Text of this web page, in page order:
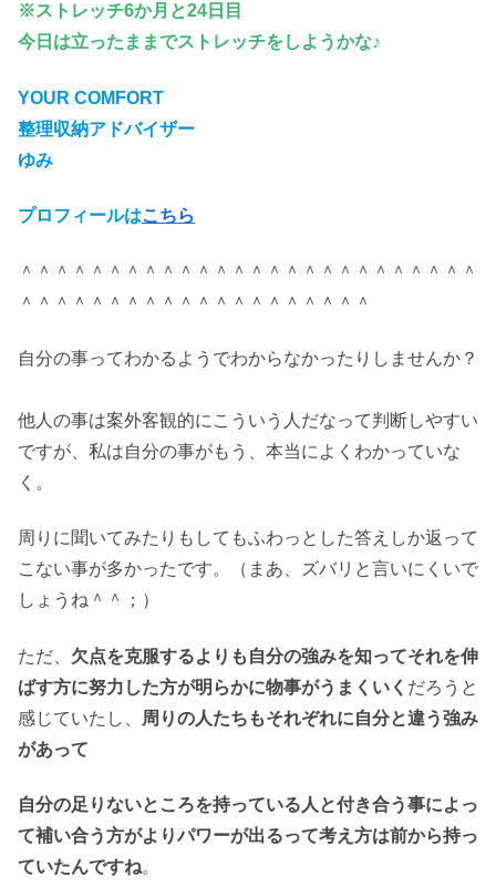
※ストレッチ6か月と24日目
今日は立ったままでストレッチをしようかな♪
YOUR COMFORT
整理収納アドバイザー
ゆみ
プロフィールはこちら
＾＾＾＾＾＾＾＾＾＾＾＾＾＾＾＾＾＾＾＾＾＾＾＾＾＾
＾＾＾＾＾＾＾＾＾＾＾＾＾＾＾＾＾＾＾＾
自分の事ってわかるようでわからなかったりしませんか？
他人の事は案外客観的にこういう人だなって判断しやすい
ですが、私は自分の事がもう、本当によくわかっていな
く。
周りに聞いてみたりもしてもふわっとした答えしか返って
こない事が多かったです。（まあ、ズバリと言いにくいで
しょうね＾＾；）
ただ、 欠点を克服するよりも自分の強みを知ってそれを伸
ばす方に努力した方が明らかに物事がうまくいく だろうと
感じていたし、
周りの人たちもそれぞれに自分と違う強み
があって
自分の足りないところを持っている人と付き合う事によっ
て補い合う方がよりパワーが出るって考え方は前から持っ
ていたんですね。